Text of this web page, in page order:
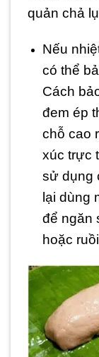
quản chả
Nếu
có thể
Cách
đem ép
chỗ cao
xúc trực
sử dụng
lại dùng
để ngăn
hoặc